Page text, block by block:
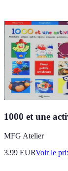
1000 et une
MFG Atelier
3.99 EURVoir le